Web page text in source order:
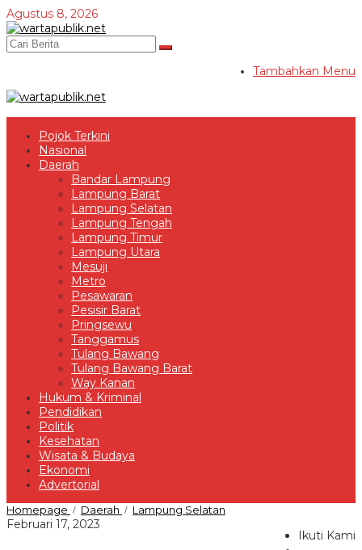
Lewati
ke
konten
Agustus 8, 2026
Tambahkan Menu
Pojok Terkini
Nasional
Daerah
Bandar Lampung
Lampung Barat
Lampung Selatan
Lampung Tengah
Lampung Timur
Lampung Utara
Mesuji
Metro
Pesawaran
Pesisir Barat
Pringsewu
Tanggamus
Tulang Bawang
Tulang Bawang Barat
Way Kanan
Hukum & Kriminal
Pendidikan
Politik
Kesehatan
Wisata & Budaya
Ekonomi
Advertorial
Homepage / Daerah / Lampung Selatan
Ikuti Kami
Februari 17, 2023